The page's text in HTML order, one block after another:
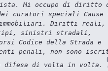
Mi occupo di diritto
curatori speciali Cause
immobiliari. Diritti reali,
tipi, sinistri stradali,
Codice della Strada e
penali, non sono
difesa di volta in volta.